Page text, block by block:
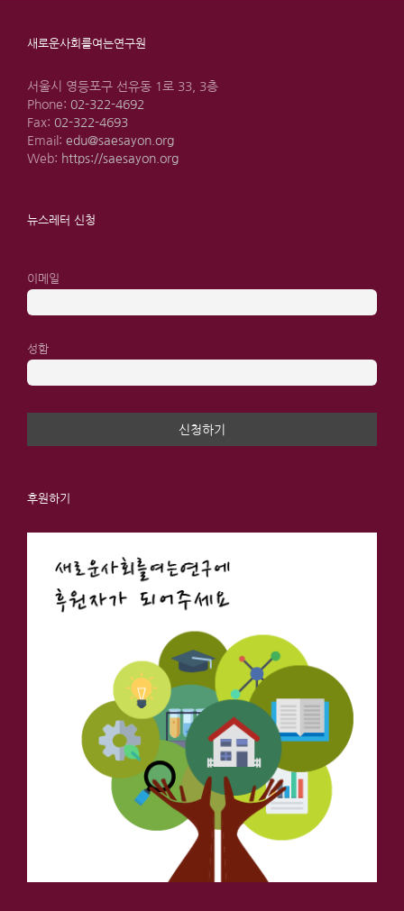
새로운사회를여는연구원
서울시 영등포구 선유동 1로 33, 3층
Phone: 02-322-4692
Fax: 02-322-4693
Email: edu@saesayon.org
Web: https://saesayon.org
뉴스레터 신청
이메일
성함
후원하기